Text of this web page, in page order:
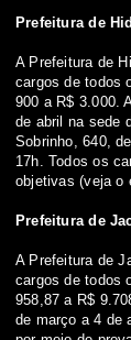
Prefeitura de
A Prefeitura de
cargos de todos
900 a R$ 3.000.
de abril na sede
Sobrinho, 640,
17h. Todos os
objetivas(veja o
Prefeitura de
A Prefeitura de
cargos de todos
958,87 a R$
de março a 4 de